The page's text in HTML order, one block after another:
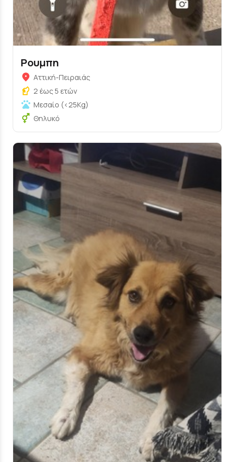
Ρουμπη
Αττική-Πειραιάς
2 έως 5 ετών
Μεσαίο (<25Kg)
Θηλυκό